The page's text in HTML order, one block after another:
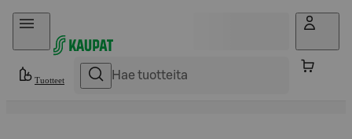
Hyppää sisältöön
Tuotteet